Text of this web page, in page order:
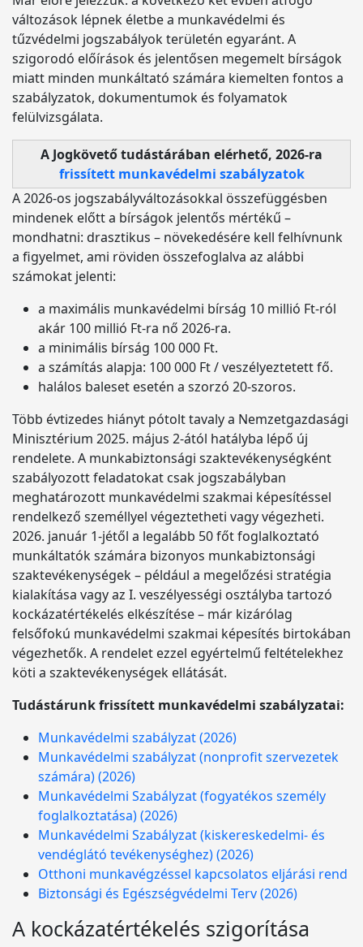
változások lépnek életbe a munkavédelmi és
tűzvédelmi jogszabályok területén egyaránt. A
szigorodó előírások és jelentősen megemelt bírságok
miatt minden munkáltató számára kiemelten fontos a
szabályzatok, dokumentumok és folyamatok
felülvizsgálata.
A Jogkövető tudástárában elérhető, 2026-ra
frissített munkavédelmi szabályzatok
A 2026-os jogszabályváltozásokkal összefüggésben
mindenek előtt a bírságok jelentős mértékű –
mondhatni: drasztikus – növekedésére kell felhívnunk
a figyelmet, ami röviden összefoglalva az alábbi
számokat jelenti:
a maximális munkavédelmi bírság 10 millió Ft-ról
akár 100 millió Ft-ra nő 2026-ra.
a minimális bírság 100 000 Ft.
a számítás alapja: 100 000 Ft / veszélyeztetett fő.
halálos baleset esetén a szorzó 20-szoros.
Több évtizedes hiányt pótolt tavaly a Nemzetgazdasági
Minisztérium 2025. május 2-ától hatályba lépő új
rendelete. A munkabiztonsági szaktevékenységként
szabályozott feladatokat csak jogszabályban
meghatározott munkavédelmi szakmai képesítéssel
rendelkező személlyel végeztetheti vagy végezheti.
2026. január 1-jétől a legalább 50 főt foglalkoztató
munkáltatók számára bizonyos munkabiztonsági
szaktevékenységek – például a megelőzési stratégia
kialakítása vagy az I. veszélyességi osztályba tartozó
kockázatértékelés elkészítése – már kizárólag
felsőfokú munkavédelmi szakmai képesítés birtokában
végezhetők. A rendelet ezzel egyértelmű feltételekhez
köti a szaktevékenységek ellátását.
Tudástárunk frissített munkavédelmi szabályzatai:
Munkavédelmi szabályzat (2026)
Munkavédelmi szabályzat (nonprofit szervezetek
számára) (2026)
Munkavédelmi Szabályzat (fogyatékos személy
foglalkoztatása) (2026)
Munkavédelmi Szabályzat (kiskereskedelmi- és
vendéglátó tevékenységhez) (2026)
Otthoni munkavégzéssel kapcsolatos eljárási rend
Biztonsági és Egészségvédelmi Terv (2026)
A kockázatértékelés szigorítása